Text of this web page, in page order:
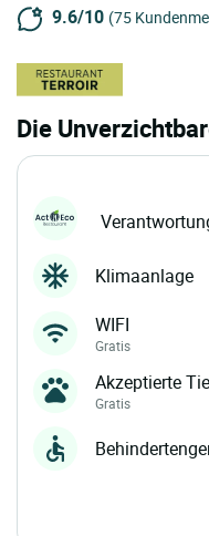
9.6/10 (75
Die
Klimaanlage
WIFI
Gratis
Akzeptierte
Gratis